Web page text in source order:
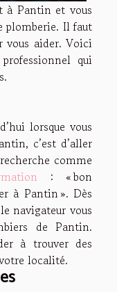
à Pantin et vous
plomberie. Il faut
vous aider. Voici
qui
lorsque vous
c’est d’aller
comme
: « bon
à Pantin ». Dès
navigateur vous
de Pantin.
à trouver des
localité.